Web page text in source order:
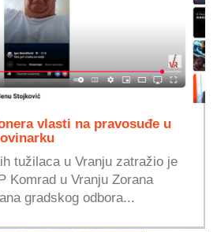
vlasti na pravosuđe u
tužilaca u Vranju zatražio je
Komrad u Vranju Zorana
gradskog odbora...